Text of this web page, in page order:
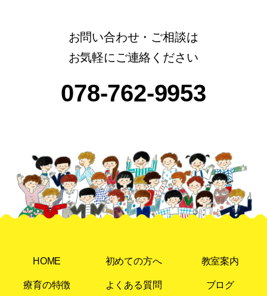
お問い合わせ・ご相談は
お気軽にご連絡ください
078-762-9953
HOME 初めての方へ 教室案内
療育の特徴 よくある質問 ブログ